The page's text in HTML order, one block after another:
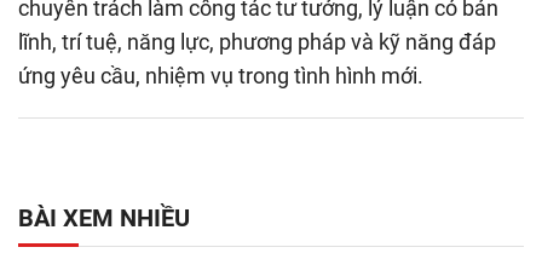
chuyên trách làm công tác tư tưởng, lý luận có bản
lĩnh, trí tuệ, năng lực, phương pháp và kỹ năng đáp
ứng yêu cầu, nhiệm vụ trong tình hình mới.
BÀI XEM NHIỀU